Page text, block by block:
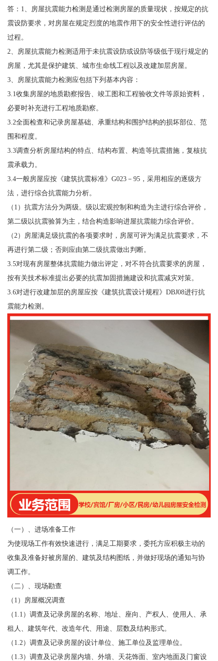
答：1、房屋抗震能力检测是通过检测房屋的质量现状，按规定的抗
震设防要求，对房屋在规定烈度的地震作用下的安全性进行评估的
过程。
2、房屋抗震能力检测适用于未抗震设防或设防等级低于现行规定的
房屋，尤其是保护建筑、城市生命线工程以及改建加层房屋。
3、房屋抗震能力检测应包括下列基本内容：
3.1收集房屋的地质勘察报告、竣工图和工程验收文件等原始资料，
必要时补充进行工程地质勘察。
3.2全面检查和记录房屋基础、承重结构和围护结构的损坏部位、范
围和程度。
3.3调查分析房屋结构的特点、结构布置、构造等抗震措施，复核抗
震承载力。
3.4一般房屋应按《建筑抗震标准》G023－95，采用相应的逐级方
法，进行综合抗震能力分析。
（1）抗震方法分为两级。级以宏观控制和构造为主进行综合评价，
第二级以抗震验算为主，结合构造影响进屋抗震能力综合评价。
（2）房屋满足级抗震的各项要求时，房屋可评为满足抗震要求，不
再进行第二级；否则应由第二级抗震做出判断。
3.5对现有房屋整体抗震能力做出评定，对不符合抗震要求的房屋，
按有关技术标准提出必要的抗震加固措施建设和抗震减灾对策。
3.6对进行改建加层的房屋应按《建筑抗震设计规程》DBJ08进行抗
震能力检测。
（一）、进场准备工作
为使现场工作有效快速进行，满足工期要求，委托方应积极主动的
收集及准备好被房屋的、建筑及结构图纸，并做好现场的通知与协
调工作。
（二）、现场勘查
（1）房屋概况调查
（1.1）调查及记录房屋的名称、地址、座向、产权人、使用人、承
租人、建筑年代、改造年代、用途、层数及结构形式。
（1.2）调查及记录房屋的设计单位、施工单位及监理单位。
（1.3）调查及记录房屋内墙、外墙、天花饰面、室内地面及门窗设